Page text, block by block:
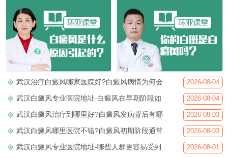
武汉治疗白癜风哪家医院好?白癜风病情为何会 2026-08-04
武汉白癜风专业医院地址-白癜风在早期阶段如 2026-08-04
武汉白癜风治疗到哪里好?白癜风发病背后有哪 2026-08-03
武汉白癜风哪里医院不错?白癜风初期阶段通常 2026-08-03
武汉白癜风专业医院地址-哪些人群更容易受到 2026-08-01